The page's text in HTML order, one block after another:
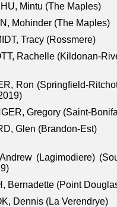
Mintu (The Maples)
Mohinder (The Maples)
Tracy (Rossmere)
Rachelle (Kildonan-
Ron (Springfield-
Gregory (Saint-
Glen (Brandon-Est)
(Lagimodiere)
Bernadette (Point
Dennis (La Verendrye)